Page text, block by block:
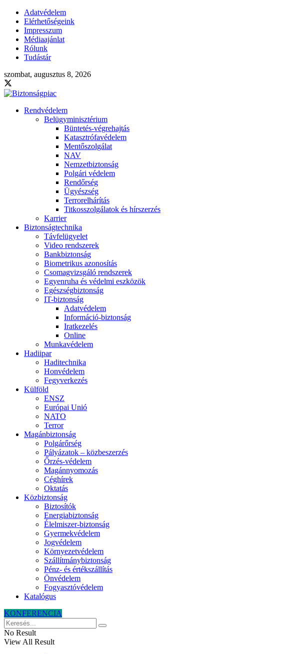
Adatvédelem
Elérhetőségeink
Impresszum
Médiaajánlat
Rólunk
Tudástár
szombat, augusztus 8, 2026
Rendvédelem
Belügyminisztérium
Büntetés-végrehajtás
Katasztrófavédelem
Mentőszolgálat
NAV
Nemzetbiztonság
Polgári védelem
Rendőrség
Ügyészség
Terrorelhárítás
Titkosszolgálatok és hírszerzés
Karrier
Biztonságtechnika
Távfelügyelet
Video rendszerek
Bankbiztonság
Biometrikus azonosítás
Csomagvizsgáló rendszerek
Egyenruha és védelmi eszközök
Egészségbiztonság
IT-biztonság
Adatvédelem
Információ-biztonság
Iratkezelés
Online
Munkavédelem
Hadiipar
Haditechnika
Honvédelem
Fegyverkezés
Külföld
ENSZ
Európai Unió
NATO
Terror
Magánbiztonság
Polgárőrség
Pályázatok – közbeszerzés
Őrzés-védelem
Magánnyomozás
Céghírek
Oktatás
Közbiztonság
Biztosítók
Energiabiztonság
Élelmiszer-biztonság
Gyermekvédelem
Jogvédelem
Környezetvédelem
Szállítmánybiztonság
Pénz- és értékszállítás
Önvédelem
Fogyasztóvédelem
Katalógus
KONFERENCIA
No Result
View All Result